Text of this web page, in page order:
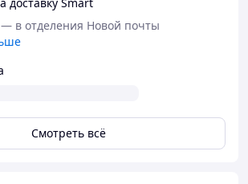
электрические контакты
воду и влагу
окон и дверей,
, мото-, водного
направляющих механизмов уличных
окон/дверей
— в отделения Новой почты
Смотреть всё